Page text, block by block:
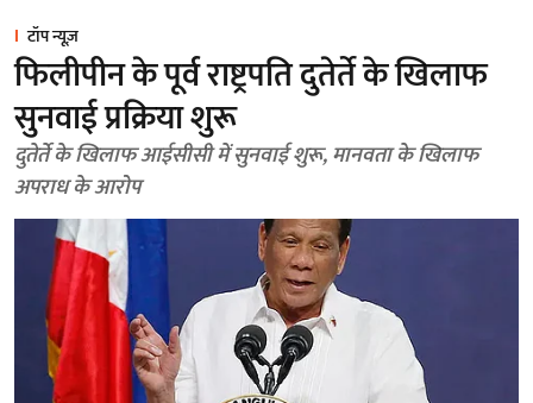
टॉप न्यूज़
फिलीपीन के पूर्व राष्ट्रपति दुतेर्ते के खिलाफ
सुनवाई प्रक्रिया शुरू
दुतेर्ते के खिलाफ आईसीसी में सुनवाई शुरू, मानवता के खिलाफ
अपराध के आरोप